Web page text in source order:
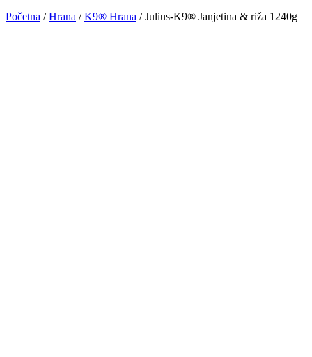
Početna /Hrana /K9® Hrana / Julius-K9® Janjetina & riža 1240g